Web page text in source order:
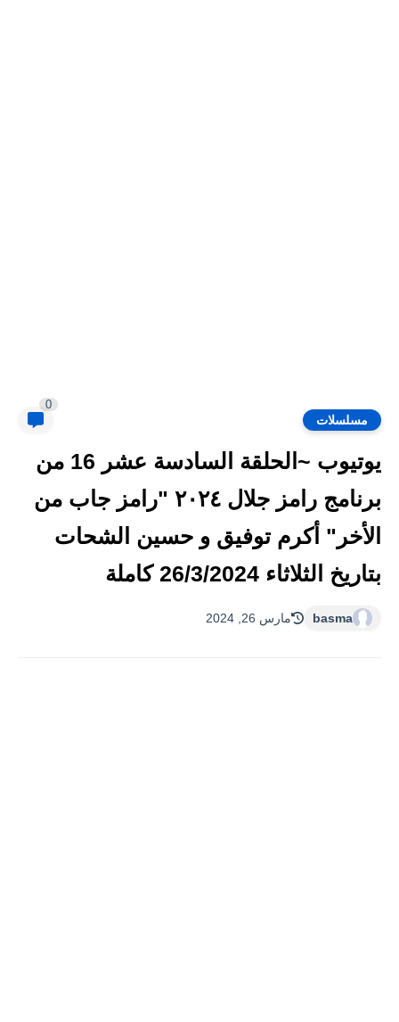
مسلسلات
0
يوتيوب ~الحلقة السادسة عشر 16 من
برنامج رامز جلال ٢٠٢٤ "رامز جاب من
الأخر" أكرم توفيق و حسين الشحات
بتاريخ الثلاثاء 26/3/2024 كاملة
basma مارس 26, 2024